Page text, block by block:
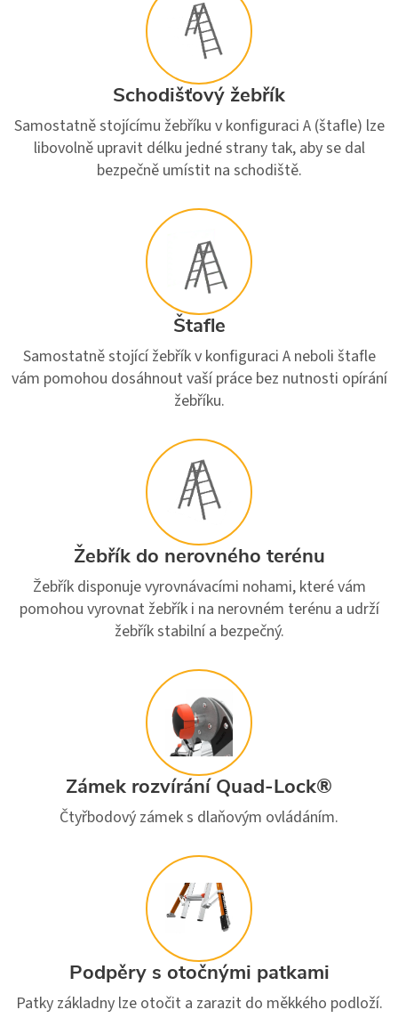
Schodišťový žebřík
Samostatně stojícímu žebříku v konfiguraci A (štafle) lze
libovolně upravit délku jedné strany tak, aby se dal
bezpečně umístit na schodiště.
Štafle
Samostatně stojící žebřík v konfiguraci A neboli štafle
vám pomohou dosáhnout vaší práce bez nutnosti opírání
žebříku.
Žebřík do nerovného terénu
Žebřík disponuje vyrovnávacími nohami, které vám
pomohou vyrovnat žebřík i na nerovném terénu a udrží
žebřík stabilní a bezpečný.
Zámek rozvírání Quad-Lock®
Čtyřbodový zámek s dlaňovým ovládáním.
Podpěry s otočnými patkami
Patky základny lze otočit a zarazit do měkkého podloží.